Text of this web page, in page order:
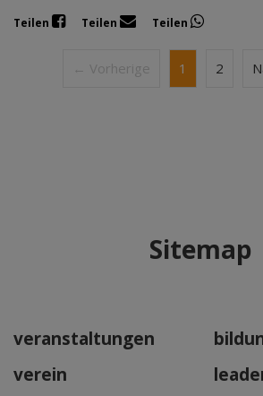
Teilen Teilen Teilen
← Vorherige 1 2
Sitemap
veranstaltungen
verein